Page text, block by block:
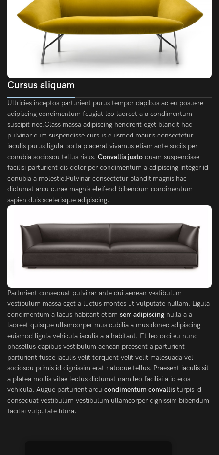
Cursus aliquam
Ultricies inceptos parturient purus tempor dapibus ac eu posuere
adipiscing condimentum feugiat leo laoreet a a condimentum
suscipit nec.Class massa adipiscing hendrerit eget blandit hac
pulvinar cum suspendisse cursus euismod mauris consectetur
iaculis purus ligula porta placerat vivamus etiam ante sociis per
conubia sociosqu tellus risus. Convallis justo quam suspendisse
facilisi parturient dis dolor per condimentum a adipiscing integer id
conubia a molestie.Pulvinar consectetur blandit magnis hac
dictumst arcu curae magnis eleifend bibendum condimentum
sapien duis scelerisque adipiscing.
Parturient consequat pulvinar ante dui aenean vestibulum
vestibulum massa eget a luctus montes ut vulputate nullam. Ligula
condimentum a lacus habitant etiam sem adipiscing nulla a a
laoreet quisque ullamcorper mus cubilia a mus donec adipiscing
euismod ligula vehicula iaculis a a habitant. Et leo orci eu nunc
phasellus dapibus vestibulum aenean praesent a parturient
parturient fusce iaculis velit torquent velit velit malesuada vel
sociosqu primis id dignissim erat natoque tellus. Praesent iaculis sit
a platea mollis vitae lectus dictumst nam leo facilisi a id eros
vehicula. Augue parturient arcu condimentum convallis turpis id
consequat vestibulum vestibulum ullamcorper dignissim bibendum
facilisi vulputate litora.